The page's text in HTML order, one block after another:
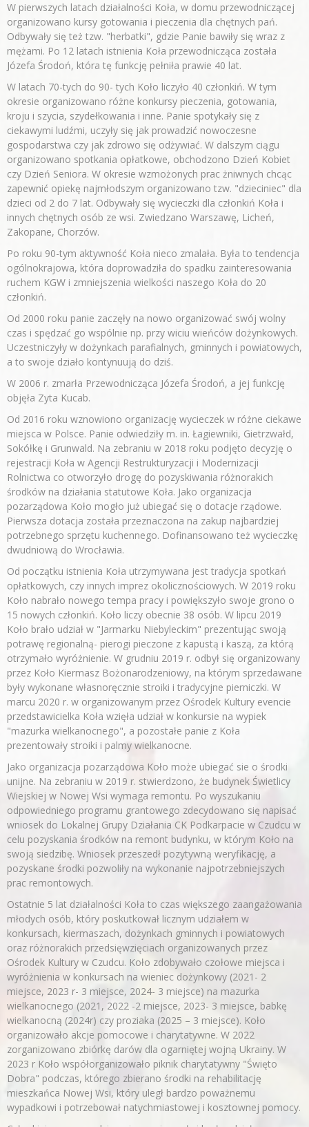
W pierwszych latach działalności Koła, w domu przewodniczącej
organizowano kursy gotowania i pieczenia dla chętnych pań.
Odbywały się też tzw. "herbatki", gdzie Panie bawiły się wraz z
mężami. Po 12 latach istnienia Koła przewodnicząca została
Józefa Środoń, która tę funkcję pełniła prawie 40 lat.
W latach 70-tych do 90- tych Koło liczyło 40 członkiń. W tym
okresie organizowano różne konkursy pieczenia, gotowania,
kroju i szycia, szydełkowania i inne. Panie spotykały się z
ciekawymi ludźmi, uczyły się jak prowadzić nowoczesne
gospodarstwa czy jak zdrowo się odżywiać. W dalszym ciągu
organizowano spotkania opłatkowe, obchodzono Dzień Kobiet
czy Dzień Seniora. W okresie wzmożonych prac żniwnych chcąc
zapewnić opiekę najmłodszym organizowano tzw. "dzieciniec" dla
dzieci od 2 do 7 lat. Odbywały się wycieczki dla członkiń Koła i
innych chętnych osób ze wsi. Zwiedzano Warszawę, Licheń,
Zakopane, Chorzów.
Po roku 90-tym aktywność Koła nieco zmalała. Była to tendencja
ogólnokrajowa, która doprowadziła do spadku zainteresowania
ruchem KGW i zmniejszenia wielkości naszego Koła do 20
członkiń.
Od 2000 roku panie zaczęły na nowo organizować swój wolny
czas i spędzać go wspólnie np. przy wiciu wieńców dożynkowych.
Uczestniczyły w dożynkach parafialnych, gminnych i powiatowych,
a to swoje działo kontynuują do dziś.
W 2006 r. zmarła Przewodnicząca Józefa Środoń, a jej funkcję
objęła Zyta Kucab.
Od 2016 roku wznowiono organizację wycieczek w różne ciekawe
miejsca w Polsce. Panie odwiedziły m. in. Łagiewniki, Gietrzwałd,
Sokółkę i Grunwald. Na zebraniu w 2018 roku podjęto decyzję o
rejestracji Koła w Agencji Restrukturyzacji i Modernizacji
Rolnictwa co otworzyło drogę do pozyskiwania różnorakich
środków na działania statutowe Koła. Jako organizacja
pozarządowa Koło mogło już ubiegać się o dotacje rządowe.
Pierwsza dotacja została przeznaczona na zakup najbardziej
potrzebnego sprzętu kuchennego. Dofinansowano też wycieczkę
dwudniową do Wrocławia.
Od początku istnienia Koła utrzymywana jest tradycja spotkań
opłatkowych, czy innych imprez okolicznościowych. W 2019 roku
Koło nabrało nowego tempa pracy i powiększyło swoje grono o
15 nowych członkiń. Koło liczy obecnie 38 osób. W lipcu 2019
Koło brało udział w "Jarmarku Niebyleckim" prezentując swoją
potrawę regionalną- pierogi pieczone z kapustą i kaszą, za którą
otrzymało wyróżnienie. W grudniu 2019 r. odbył się organizowany
przez Koło Kiermasz Bożonarodzeniowy, na którym sprzedawane
były wykonane własnoręcznie stroiki i tradycyjne pierniczki. W
marcu 2020 r. w organizowanym przez Ośrodek Kultury evencie
przedstawicielka Koła wzięła udział w konkursie na wypiek
"mazurka wielkanocnego", a pozostałe panie z Koła
prezentowały stroiki i palmy wielkanocne.
Jako organizacja pozarządowa Koło może ubiegać sie o środki
unijne. Na zebraniu w 2019 r. stwierdzono, że budynek Świetlicy
Wiejskiej w Nowej Wsi wymaga remontu. Po wyszukaniu
odpowiedniego programu grantowego zdecydowano się napisać
wniosek do Lokalnej Grupy Działania CK Podkarpacie w Czudcu w
celu pozyskania środków na remont budynku, w którym Koło na
swoją siedzibę. Wniosek przeszedł pozytywną weryfikację, a
pozyskane środki pozwoliły na wykonanie najpotrzebniejszych
prac remontowych.
Ostatnie 5 lat działalności Koła to czas większego zaangażowania
młodych osób, który poskutkował licznym udziałem w
konkursach, kiermaszach, dożynkach gminnych i powiatowych
oraz różnorakich przedsięwzięciach organizowanych przez
Ośrodek Kultury w Czudcu. Koło zdobywało czołowe miejsca i
wyróżnienia w konkursach na wieniec dożynkowy (2021- 2
miejsce, 2023 r- 3 miejsce, 2024- 3 miejsce) na mazurka
wielkanocnego (2021, 2022 -2 miejsce, 2023- 3 miejsce, babkę
wielkanocną (2024r) czy proziaka (2025 – 3 miejsce). Koło
organizowało akcje pomocowe i charytatywne. W 2022
zorganizowano zbiórkę darów dla ogarniętej wojną Ukrainy. W
2023 r Koło współorganizowało piknik charytatywny "Święto
Dobra" podczas, którego zbierano środki na rehabilitację
mieszkańca Nowej Wsi, który uległ bardzo poważnemu
wypadkowi i potrzebował natychmiastowej i kosztownej pomocy.